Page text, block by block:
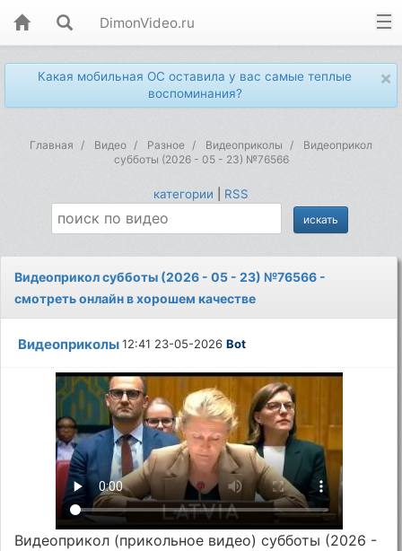
DimonVideo.ru
×
Какая мобильная ОС оставила у вас самые теплые
воспоминания?
Главная Видео Разное Видеоприколы
Видеоприкол
субботы (2026 - 05 - 23) №76566
категории RSS
Видеоприкол субботы (2026 - 05 - 23) №76566 -
смотреть онлайн в хорошем качестве
Видеоприколы12:41 23-05-2026Bot
Видеоприкол (прикольное видео) субботы (2026 -